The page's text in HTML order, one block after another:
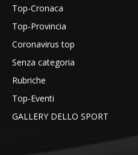
Top-Cronaca
Top-Provincia
Coronavirus top
Senza categoria
Rubriche
Top-Eventi
GALLERY DELLO SPORT